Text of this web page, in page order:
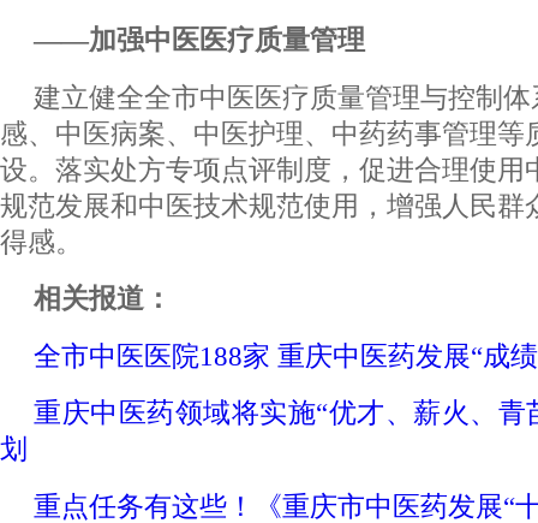
——加强中医医疗质量管理
建立健全全市中医医疗质量管理与控制
感、中医病案、中医护理、中药药事管理等
设。落实处方专项点评制度，促进合理使用
规范发展和中医技术规范使用，增强人民群
得感。
相关报道：
全市中医医院188家 重庆中医药发展“成
重庆中医药领域将实施“优才、薪火、青
划
重点任务有这些！《重庆市中医药发展“